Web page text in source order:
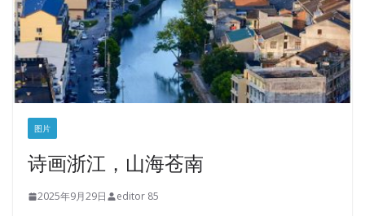
图片
诗画浙江，山海苍南
2025年9月29日 editor 85